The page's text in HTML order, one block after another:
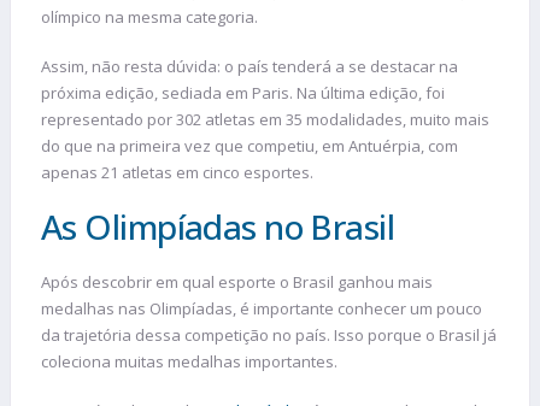
olímpico na mesma categoria.
Assim, não resta dúvida: o país tenderá a se destacar na
próxima edição, sediada em Paris. Na última edição, foi
representado por 302 atletas em 35 modalidades, muito mais
do que na primeira vez que competiu, em Antuérpia, com
apenas 21 atletas em cinco esportes​​​​​​.
As Olimpíadas no Brasil
Após descobrir em qual esporte o Brasil ganhou mais
medalhas nas Olimpíadas, é importante conhecer um pouco
da trajetória dessa competição no país. Isso porque o Brasil já
coleciona muitas medalhas importantes.